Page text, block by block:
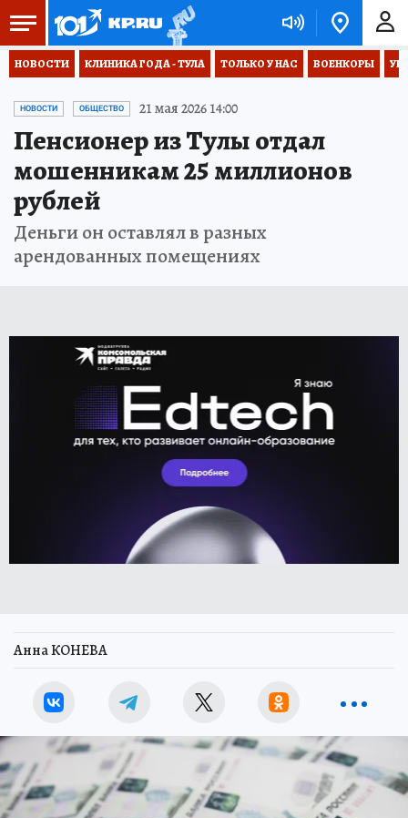
НОВОСТИ КЛИНИКА ГОДА - ТУЛА ТОЛЬКО У НАС ВОЕНКОРЫ
НОВОСТИ ОБЩЕСТВО 21 мая 2026 14:00
Пенсионер из Тулы отдал
мошенникам 25 миллионов
рублей
Деньги он оставлял в разных
арендованных помещениях
Анна КОНЕВА